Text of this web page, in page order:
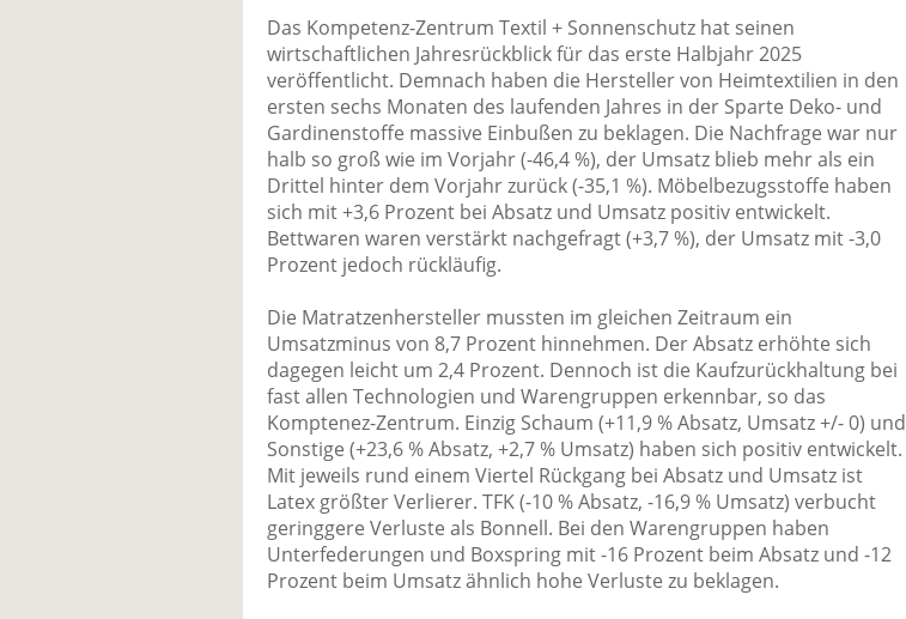
uf
F
ac
e
b
o
o
k
te
er
n
n
k
e
di
n
il
m
ai
l
v
er
n
e
Das Kompetenz-Zentrum Textil + Sonnenschutz hat seinen
wirtschaftlichen Jahresrückblick für das erste Halbjahr 2025
veröffentlicht. Demnach haben die Hersteller von Heimtextilien in den
ersten sechs Monaten des laufenden Jahres in der Sparte Deko- und
Gardinenstoffe massive Einbußen zu beklagen. Die Nachfrage war nur
halb so groß wie im Vorjahr (-46,4 %), der Umsatz blieb mehr als ein
Drittel hinter dem Vorjahr zurück (-35,1 %). Möbelbezugsstoffe haben
sich mit +3,6 Prozent bei Absatz und Umsatz positiv entwickelt.
Bettwaren waren verstärkt nachgefragt (+3,7 %), der Umsatz mit -3,0
Prozent jedoch rückläufig.
Die Matratzenhersteller mussten im gleichen Zeitraum ein
Umsatzminus von 8,7 Prozent hinnehmen. Der Absatz erhöhte sich
dagegen leicht um 2,4 Prozent. Dennoch ist die Kaufzurückhaltung bei
fast allen Technologien und Warengruppen erkennbar, so das
Komptenez-Zentrum. Einzig Schaum (+11,9 % Absatz, Umsatz +/- 0) und
Sonstige (+23,6 % Absatz, +2,7 % Umsatz) haben sich positiv entwickelt.
Mit jeweils rund einem Viertel Rückgang bei Absatz und Umsatz ist
Latex größter Verlierer. TFK (-10 % Absatz, -16,9 % Umsatz) verbucht
geringgere Verluste als Bonnell. Bei den Warengruppen haben
Unterfederungen und Boxspring mit -16 Prozent beim Absatz und -12
Prozent beim Umsatz ähnlich hohe Verluste zu beklagen.